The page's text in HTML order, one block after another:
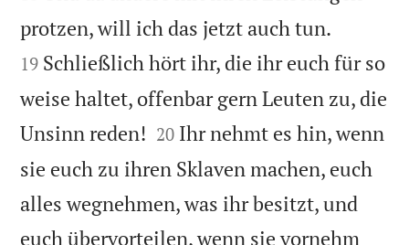
protzen, will ich das jetzt auch tun.
19 Schließlich hört ihr, die ihr euch für so
weise haltet, offenbar gern Leuten zu, die
Unsinn reden! 

20 Ihr nehmt es hin, wenn
sie euch zu ihren Sklaven machen, euch
alles wegnehmen, was ihr besitzt, und
euch übervorteilen, wenn sie vornehm